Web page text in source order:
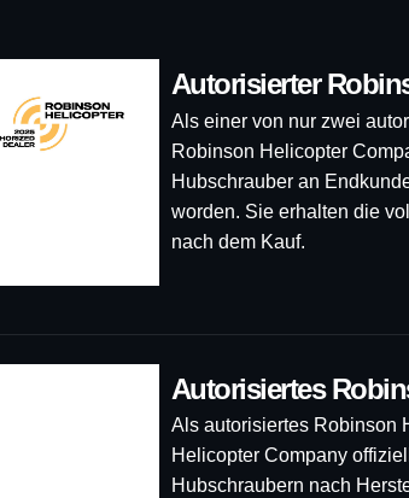
Autorisierter
Als einer von nur zwei
Robinson Helicopter
Hubschrauber an
worden. Sie erhalten die
nach dem Kauf.
Autorisiertes
Als autorisiertes Robinson
Helicopter Company
Hubschraubern nach